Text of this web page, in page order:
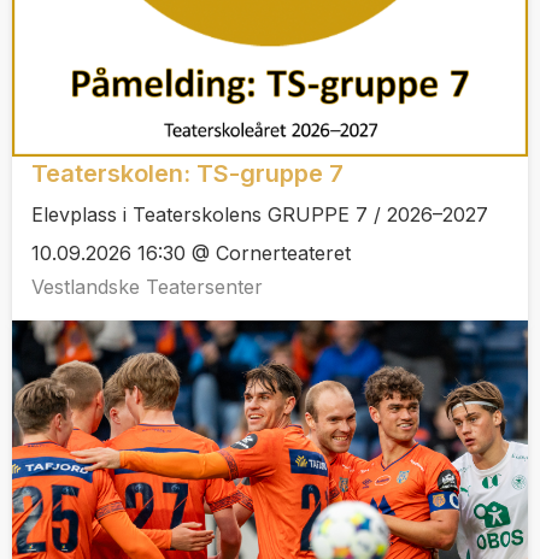
Teaterskolen: TS-gruppe 7
Elevplass i Teaterskolens GRUPPE 7 / 2026–2027
10.09.2026 16:30 @ Cornerteateret
Vestlandske Teatersenter